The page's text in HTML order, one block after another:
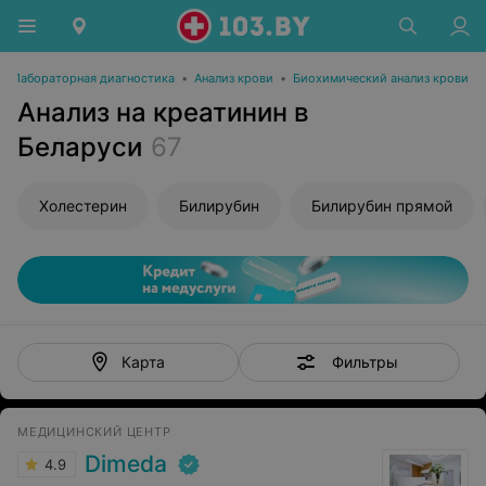
Лабораторная диагностика • Анализ крови • Биохимический анализ крови
Анализ на креатинин в
Беларуси 67
Холестерин Билирубин Билирубин прямой
Карта Фильтры
МЕДИЦИНСКИЙ ЦЕНТР
4.9 Dimeda